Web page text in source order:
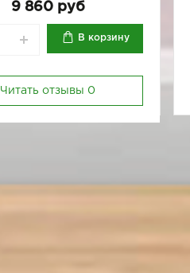
9 860 руб
В корзину
Читать отзывы 0